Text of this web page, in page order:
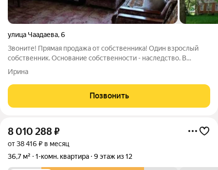
улица Чаадаева,6
Звоните! Прямая продажа от собственника! Один взрослый
собственник. Основание собственности - наследство. В
собственности более 20 лет. Квартира свободна юридически и
физически. Никто не зарегистрирован и не проживает.
Квартира светлая, теплая и
Ирина
Позвонить
8 010 288₽
от 38 416 ₽ в месяц
36,7 м²
1-комн. квартира 9 этаж из 12